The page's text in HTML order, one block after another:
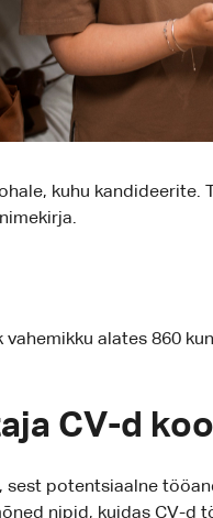
kuhu
alates 860
CV-d
sest potentsiaalne
nipid, kuidas CV-d